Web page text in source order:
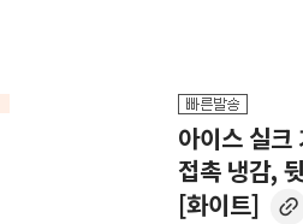
아이스 실크
접촉 냉감,
[화이트]